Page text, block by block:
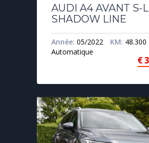
AUDI A4 AVANT S-
SHADOW LINE
Année: 05/2022 KM: 48.300
Automatique
€